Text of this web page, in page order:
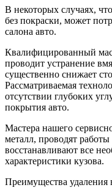
В некоторых случаях,
без покраски, может
салона авто.
Квалифицированный
проводит устранение
существенно снижает
Рассматриваемая
отсутствии глубоких
покрытия авто.
Мастера нашего
металл, проводят
восстанавливают все
характеристики кузова.
Преимущества удаления